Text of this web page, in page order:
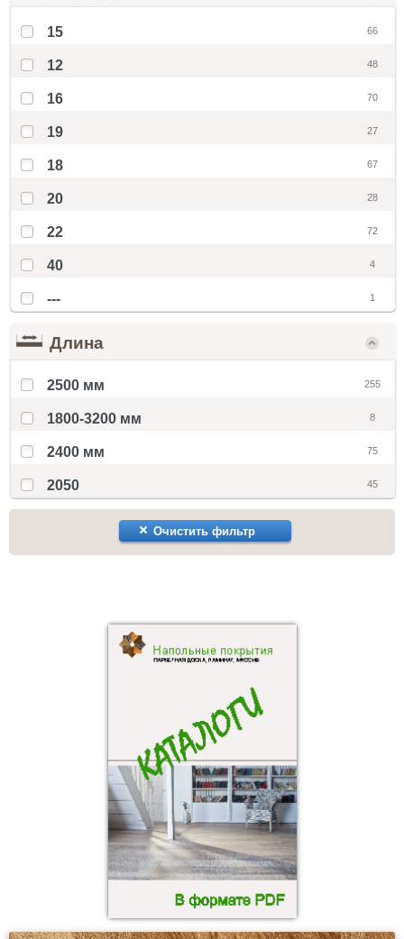
15 66
12 48
16 70
19 27
18 67
20 28
22 72
40 4
--- 1
Длина
2500 мм 255
1800-3200 мм 8
2400 мм 75
2050 45
Очистить фильтр